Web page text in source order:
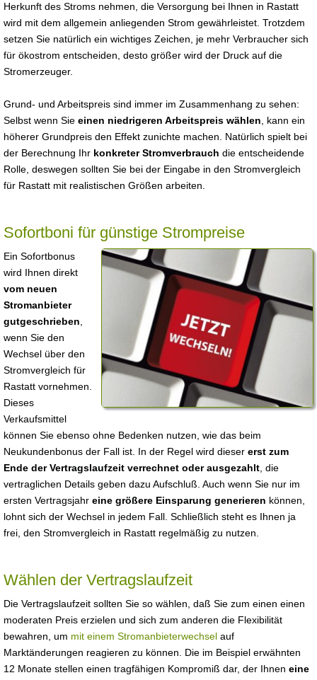
Herkunft des Stroms nehmen, die Versorgung bei Ihnen in Rastatt
wird mit dem allgemein anliegenden Strom gewährleistet. Trotzdem
setzen Sie natürlich ein wichtiges Zeichen, je mehr Verbraucher sich
für ökostrom entscheiden, desto größer wird der Druck auf die
Stromerzeuger.
Grund- und Arbeitspreis sind immer im Zusammenhang zu sehen:
Selbst wenn Sie einen niedrigeren Arbeitspreis wählen , kann ein
höherer Grundpreis den Effekt zunichte machen. Natürlich spielt bei
der Berechnung Ihr konkreter Stromverbrauch die entscheidende
Rolle, deswegen sollten Sie bei der Eingabe in den Stromvergleich
für Rastatt mit realistischen Größen arbeiten.
Sofortboni für günstige Strompreise
Ein Sofortbonus
wird Ihnen direkt
vom neuen
Stromanbieter
gutgeschrieben
wenn Sie den
Wechsel über den
Stromvergleich für
Rastatt vornehmen.
Dieses
Verkaufsmittel
können Sie ebenso ohne Bedenken nutzen, wie das beim
Neukundenbonus der Fall ist. In der Regel wird dieser erst zum
Ende der Vertragslaufzeit verrechnet oder ausgezahlt , die
vertraglichen Details geben dazu Aufschluß. Auch wenn Sie nur im
ersten Vertragsjahr eine größere Einsparung generieren können,
lohnt sich der Wechsel in jedem Fall. Schließlich steht es Ihnen ja
frei, den Stromvergleich in Rastatt regelmäßig zu nutzen.
Wählen der Vertragslaufzeit
Die Vertragslaufzeit sollten Sie so wählen, daß Sie zum einen einen
moderaten Preis erzielen und sich zum anderen die Flexibilität
bewahren, um mit einem Stromanbieterwechsel auf
Marktänderungen reagieren zu können. Die im Beispiel erwähnten
12 Monate stellen einen tragfähigen Kompromiß dar, der Ihnen eine